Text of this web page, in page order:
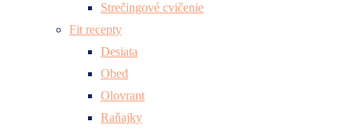
Strečingové cvičenie
Fit recepty
Desiata
Obed
Olovrant
Raňajky